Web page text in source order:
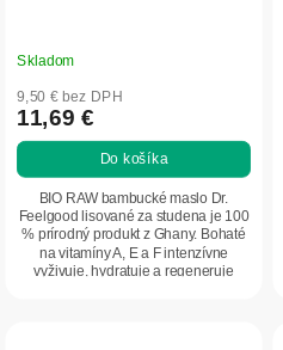
Skladom
9,50 € bez DPH
11,69 €
Do košíka
BIO RAW bambucké maslo Dr.
Feelgood lisované za studena je 100
% prírodný produkt z Ghany. Bohaté
na vitamíny A, E a F intenzívne
vyživuje, hydratuje a regeneruje